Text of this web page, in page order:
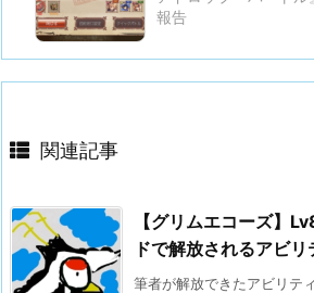
報告
関連記事
【グリムエコーズ】
ドで解放されるアビリ
筆者が解放できたアビリテ